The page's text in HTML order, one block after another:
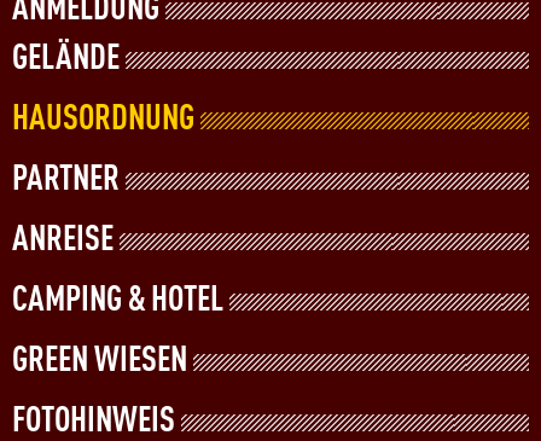
ANMELDUNG
GELÄNDE
HAUSORDNUNG
PARTNER
ANREISE
CAMPING & HOTEL
GREEN WIESEN
FOTOHINWEIS